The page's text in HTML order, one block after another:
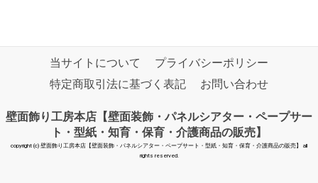
当サイトについて
プライバシーポリシー
特定商取引法に基づく表記
お問い合わせ
壁面飾り工房本店【壁面装飾・パネルシアター・ペープサー
ト・型紙・知育・保育・介護商品の販売】
copyright (c) 壁面飾り工房本店【壁面装飾・パネルシアター・ペープサート・型紙・知育・保育・介護商品の販売】 all
rights reserved.